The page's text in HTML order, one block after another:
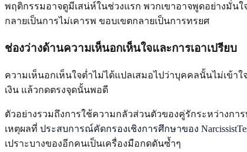
พฤติกรรมอาจดูมีเสน่ห์ในช่วงแรก พวกเขาอาจพูดอย่างมั่น
กลายเป็นการไม่เคารพ ขอบเขตกลายเป็นการทรยศ
ช่องว่างด้านความเห็นอกเห็นใจและการเอาเปรียบ
ความเห็นอกเห็นใจต่ำไม่ได้แปลเสมอไปว่าบุคคลนั้นไม่เข้า
เงิน แล้วกดตรงจุดนั้นพอดี
ตัวอย่างรวมถึงการใช้ความกลัวส่วนตัวของคู่รักระหว่างก
เหตุผลที่ ประสบการณ์คัดกรองเชิงการศึกษาของ
เปราะบางของอีกคนเป็นเครื่องมือกดดันซ้ำๆ